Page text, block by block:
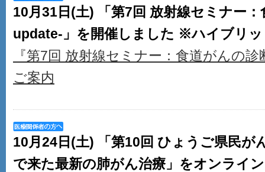
10月31日(土) 「第7回 放射線セミナー
update-」を開催しました ※ハイブリッ
『第7回 放射線セミナー：食道がんの
ご案内
10月24日(土) 「第10回 ひょうご県民が
で来た最新の肺がん治療」をオンライ